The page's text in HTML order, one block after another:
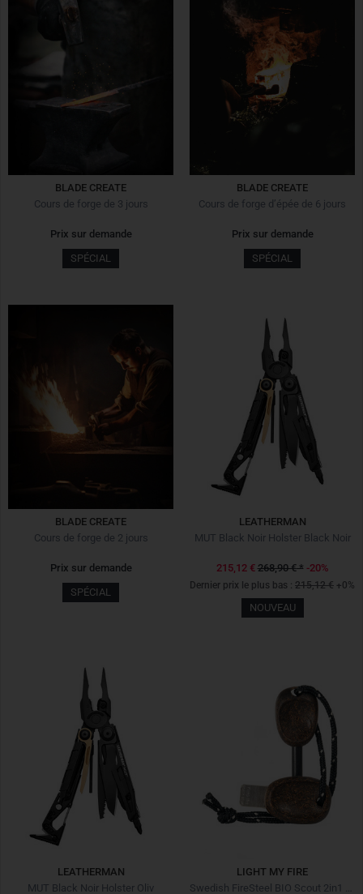
BLADE CREATE
Cours de forge de 3 jours
Prix sur demande
SPÉCIAL
BLADE CREATE
Cours de forge d’épée de 6 jours
Prix sur demande
SPÉCIAL
BLADE CREATE
Cours de forge de 2 jours
Prix sur demande
SPÉCIAL
LEATHERMAN
MUT Black Noir Holster Black Noir
215,12 € 268,90 €* -20%
Dernier prix le plus bas : 215,12 € +0%
NOUVEAU
LEATHERMAN
MUT Black Noir Holster Oliv
LIGHT MY FIRE